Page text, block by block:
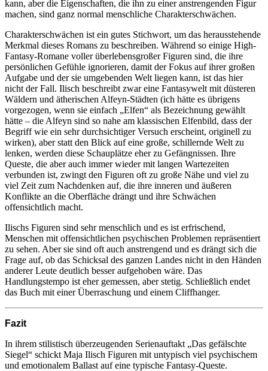
kann, aber die Eigenschaften, die ihn zu einer anstrengenden Figur
machen, sind ganz normal menschliche Charakterschwächen.
Charakterschwächen ist ein gutes Stichwort, um das herausstehende
Merkmal dieses Romans zu beschreiben. Während so einige High-
Fantasy-Romane voller überlebensgroßer Figuren sind, die ihre
persönlichen Gefühle ignorieren, damit der Fokus auf ihrer großen
Aufgabe und der sie umgebenden Welt liegen kann, ist das hier
nicht der Fall. Ilisch beschreibt zwar eine Fantasywelt mit düsteren
Wäldern und ätherischen Alfeyn-Städten (ich hätte es übrigens
vorgezogen, wenn sie einfach „Elfen“ als Bezeichnung gewählt
hätte – die Alfeyn sind so nahe am klassischen Elfenbild, dass der
Begriff wie ein sehr durchsichtiger Versuch erscheint, originell zu
wirken), aber statt den Blick auf eine große, schillernde Welt zu
lenken, werden diese Schauplätze eher zu Gefängnissen. Ihre
Queste, die aber auch immer wieder mit langen Wartezeiten
verbunden ist, zwingt den Figuren oft zu große Nähe und viel zu
viel Zeit zum Nachdenken auf, die ihre inneren und äußeren
Konflikte an die Oberfläche drängt und ihre Schwächen
offensichtlich macht.
Ilischs Figuren sind sehr menschlich und es ist erfrischend,
Menschen mit offensichtlichen psychischen Problemen repräsentiert
zu sehen. Aber sie sind oft auch anstrengend und es drängt sich die
Frage auf, ob das Schicksal des ganzen Landes nicht in den Händen
anderer Leute deutlich besser aufgehoben wäre. Das
Handlungstempo ist eher gemessen, aber stetig. Schließlich endet
das Buch mit einer Überraschung und einem Cliffhanger.
Fazit
In ihrem stilistisch überzeugenden Serienauftakt „Das gefälschte
Siegel“ schickt Maja Ilisch Figuren mit untypisch viel psychischem
und emotionalem Ballast auf eine typische Fantasy-Queste.